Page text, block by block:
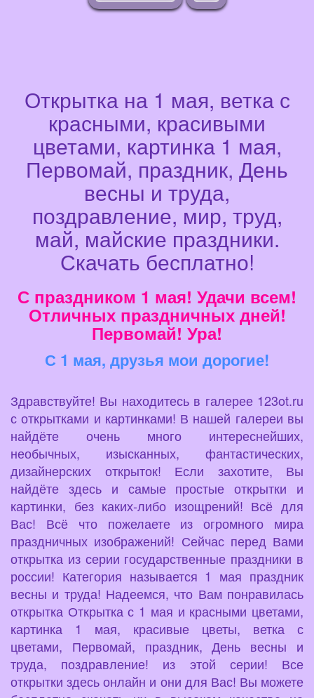
Открытка на 1 мая, ветка с
красными, красивыми
цветами, картинка 1 мая,
Первомай, праздник, День
весны и труда,
поздравление, мир, труд,
май, майские праздники.
Скачать бесплатно!
С праздником 1 мая! Удачи всем!
Отличных праздничных дней!
Первомай! Ура!
С 1 мая, друзья мои дорогие!
Здравствуйте! Вы находитесь в галерее 123ot.ru
с открытками и картинками! В нашей галереи вы
найдёте очень много интереснейших,
необычных, изысканных, фантастических,
дизайнерских открыток! Если захотите, Вы
найдёте здесь и самые простые открытки и
картинки, без каких-либо изощрений! Всё для
Вас! Всё что пожелаете из огромного мира
праздничных изображений! Сейчас перед Вами
открытка из серии государственные праздники в
россии! Категория называется 1 мая праздник
весны и труда! Надеемся, что Вам понравилась
открытка Открытка с 1 мая и красными цветами,
картинка 1 мая, красивые цветы, ветка с
цветами, Первомай, праздник, День весны и
труда, поздравление! из этой серии! Все
открытки здесь онлайн и они для Вас! Вы можете